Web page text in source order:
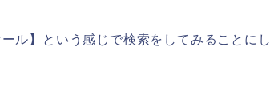
ル】という感じで検索をしてみることにし